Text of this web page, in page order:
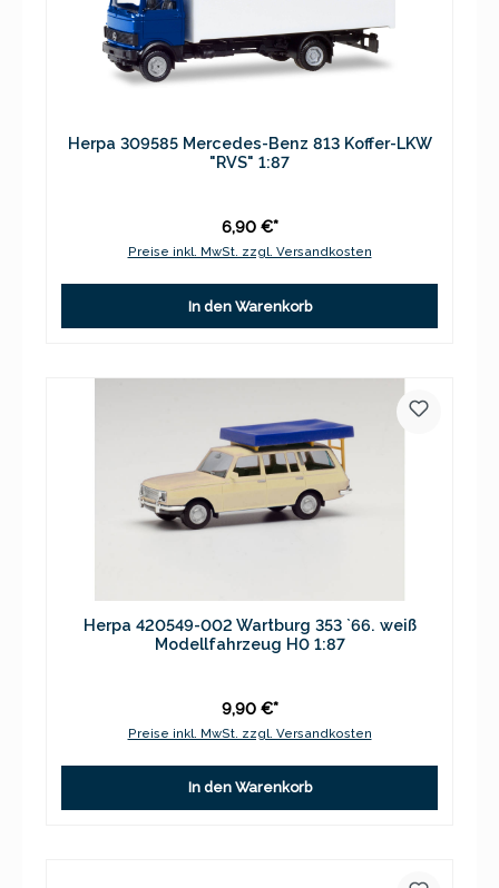
Herpa 309585 Mercedes-Benz 813 Koffer-LKW
"RVS" 1:87
6,90 €*
Preise inkl. MwSt. zzgl. Versandkosten
In den Warenkorb
Herpa 420549-002 Wartburg 353 `66. weiß
Modellfahrzeug H0 1:87
9,90 €*
Preise inkl. MwSt. zzgl. Versandkosten
In den Warenkorb